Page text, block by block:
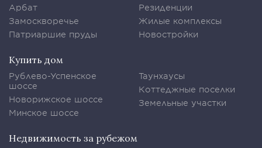
Арбат
Замоскворечье
Патриаршие пруды
Резиденции
Жилые комплексы
Новостройки
Купить дом
Рублево-Успенское
шоссе
Новорижское шоссе
Минское шоссе
Таунхаусы
Коттеджные поселки
Земельные участки
Недвижимость за рубежом